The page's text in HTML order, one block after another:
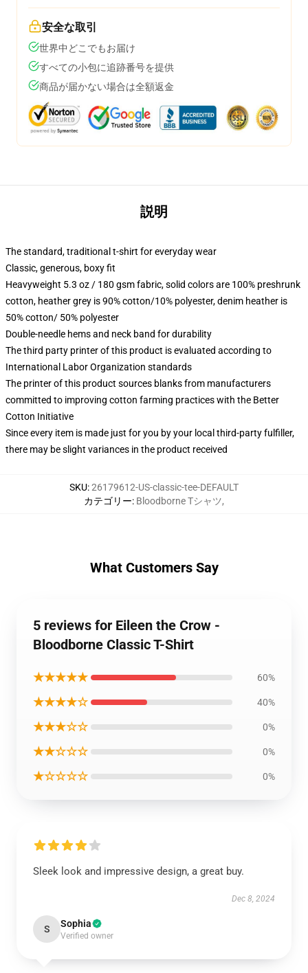
安全な取引
世界中どこでもお届け
すべての小包に追跡番号を提供
商品が届かない場合は全額返金
説明
The standard, traditional t-shirt for everyday wear
Classic, generous, boxy fit
Heavyweight 5.3 oz / 180 gsm fabric, solid colors are 100% preshrunk
cotton, heather grey is 90% cotton/10% polyester, denim heather is
50% cotton/ 50% polyester
Double-needle hems and neck band for durability
The third party printer of this product is evaluated according to
International Labor Organization standards
The printer of this product sources blanks from manufacturers
committed to improving cotton farming practices with the Better
Cotton Initiative
Since every item is made just for you by your local third-party fulfiller,
there may be slight variances in the product received
SKU:26179612-US-classic-tee-DEFAULT
カテゴリー: Bloodborne Tシャツ,
What Customers Say
5 reviews for Eileen the Crow -
Bloodborne Classic T-Shirt
★★★★★ 60%
★★★★☆ 40%
★★★☆☆ 0%
★★☆☆☆ 0%
★☆☆☆☆ 0%
Sleek look and impressive design, a great buy.
Dec 8, 2024
S Sophia
Verified owner